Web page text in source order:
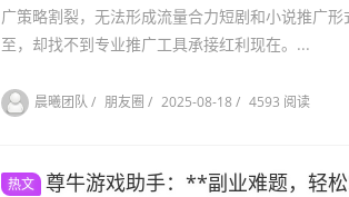
广策略割裂，无法形成流量合力短剧和小说推广
至，却找不到专业推广工具承接红利现在。...
晨曦团队 / 朋友圈 / 2025-08-18 / 4593 阅读
热文 尊牛游戏助手：**副业难题，轻